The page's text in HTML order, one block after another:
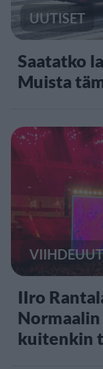
UUTISET
Saatatko
Muista
IIro
kuitenkin